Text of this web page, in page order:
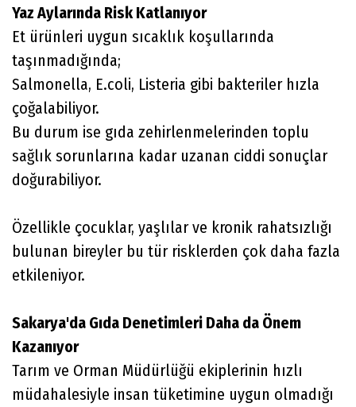
Yaz Aylarında Risk Katlanıyor
Et ürünleri uygun sıcaklık koşullarında
taşınmadığında;
Salmonella, E.coli, Listeria gibi bakteriler hızla
çoğalabiliyor.
Bu durum ise gıda zehirlenmelerinden toplu
sağlık sorunlarına kadar uzanan ciddi sonuçlar
doğurabiliyor.
Özellikle çocuklar, yaşlılar ve kronik rahatsızlığı
bulunan bireyler bu tür risklerden çok daha fazla
etkileniyor.
Sakarya'da Gıda Denetimleri Daha da Önem
Kazanıyor
Tarım ve Orman Müdürlüğü ekiplerinin hızlı
müdahalesiyle insan tüketimine uygun olmadığı